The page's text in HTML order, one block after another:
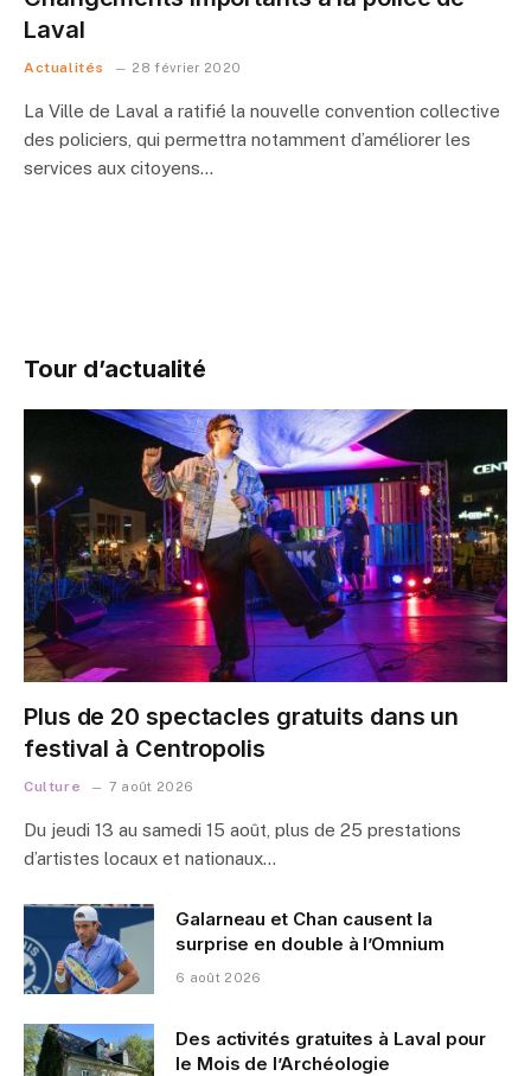
Laval
Actualités 28 février 2020
La Ville de Laval a ratifié la nouvelle convention collective
des policiers, qui permettra notamment d’améliorer les
services aux citoyens…
Tour d’actualité
Plus de 20 spectacles gratuits dans un
festival à Centropolis
Culture 7 août 2026
Du jeudi 13 au samedi 15 août, plus de 25 prestations
d’artistes locaux et nationaux…
Galarneau et Chan causent la
surprise en double à l’Omnium
6 août 2026
Des activités gratuites à Laval pour
le Mois de l’Archéologie